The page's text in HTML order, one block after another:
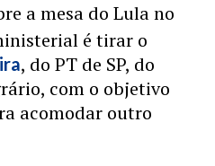
a mesa do Lula no
é tirar o
, do PT de SP, do
com o objetivo
acomodar outro